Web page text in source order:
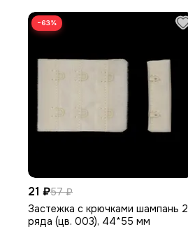
−63%
21 ₽57 ₽
Застежка с крючками шампань 2
ряда (цв. 003), 44*55 мм